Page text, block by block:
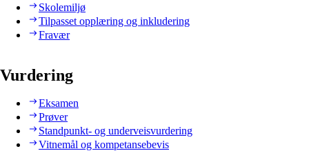
Skolemiljø
Tilpasset opplæring og inkludering
Fravær
Vurdering
Eksamen
Prøver
Standpunkt- og underveisvurdering
Vitnemål og kompetansebevis